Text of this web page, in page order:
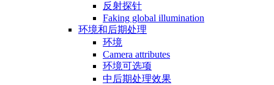
反射探针
Faking global illumination
环境和后期处理
环境
Camera attributes
环境可选项
中后期处理效果